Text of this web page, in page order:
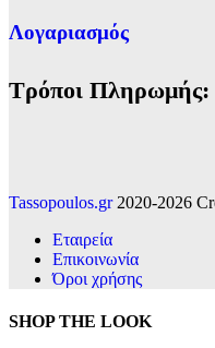
Λογαριασμός
Τρόποι Πληρωμής:
Tassopoulos.gr2020-2026
Εταιρεία
Επικοινωνία
Όροι χρήσης
SHOP THE LOOK